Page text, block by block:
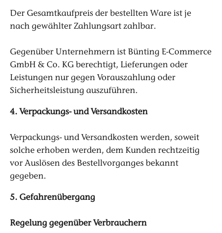
Der Gesamtkaufpreis der bestellten Ware ist je
nach gewählter Zahlungsart zahlbar.
Gegenüber Unternehmern ist Bünting E-Commerce
GmbH & Co. KG berechtigt, Lieferungen oder
Leistungen nur gegen Vorauszahlung oder
Sicherheitsleistung auszuführen.
4. Verpackungs- und Versandkosten
Verpackungs- und Versandkosten werden, soweit
solche erhoben werden, dem Kunden rechtzeitig
vor Auslösen des Bestellvorganges bekannt
gegeben.
5. Gefahrenübergang
Regelung gegenüber Verbrauchern